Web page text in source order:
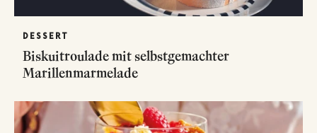
DESSERT
Biskuitroulade mit selbstgemachter
Marillenmarmelade